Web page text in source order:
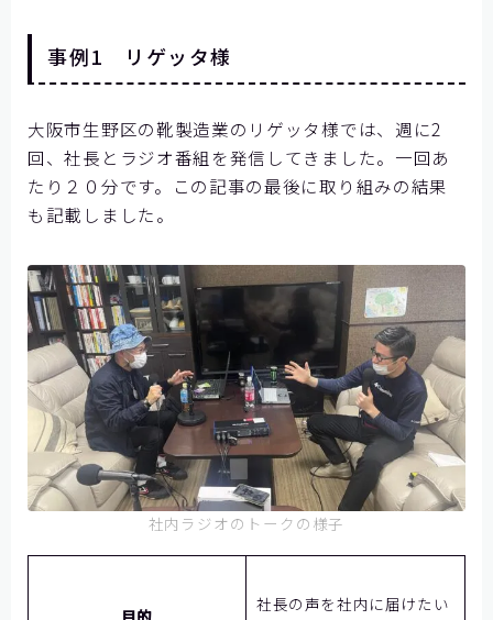
事例1 リゲッタ様
大阪市生野区の靴製造業のリゲッタ様では、週に2
回、社長とラジオ番組を発信してきました。一回あ
たり２０分です。この記事の最後に取り組みの結果
も記載しました。
社内ラジオのトークの様子
目的
社長の声を社内に届けたい